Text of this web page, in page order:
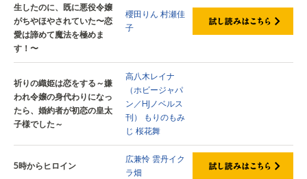
生したのに、既に悪役令嬢
がちやほやされていた〜恋
愛は諦めて魔法を極めま
す！〜
櫻田りん 村瀬佳
子
祈りの織姫は恋をする～嫌
われ令嬢の身代わりになっ
たら、婚約者が初恋の皇太
子様でした～
高八木レイナ
（ホビージャパ
ン／HJノベルス
刊）
もりのもみ
じ 桜花舞
5時からヒロイン
広兼怜 雲丹イク
ラ畑